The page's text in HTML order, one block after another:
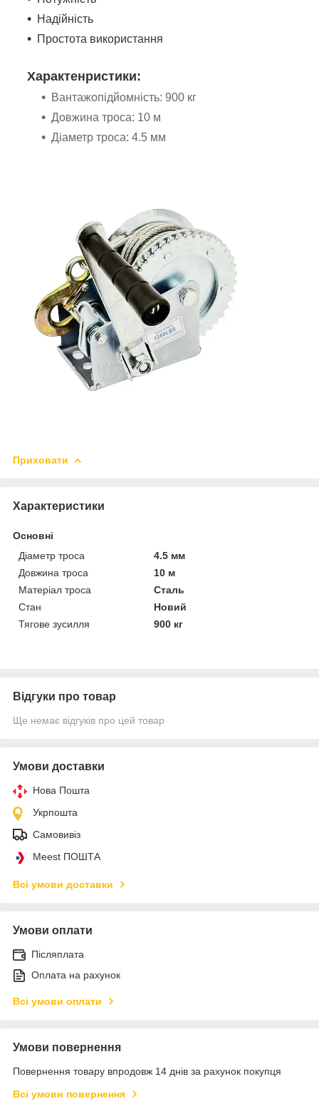
Надійність
Простота використання
Характенристики:
Вантажопідйомність: 900 кг
Довжина троса: 10 м
Діаметр троса: 4.5 мм
Приховати
Характеристики
Основні
Діаметр троса
4.5 мм
Довжина троса
10 м
Матеріал троса
Сталь
Стан
Новий
Тягове зусилля
900 кг
Відгуки про товар
Ще немає відгуків про цей товар
Умови доставки
Нова Пошта
Укрпошта
Самовивіз
Meest ПОШТА
Всі умови доставки
Умови оплати
Післяплата
Оплата на рахунок
Всі умови оплати
Умови повернення
Повернення товару впродовж 14 днів за рахунок покупця
Всі умови повернення